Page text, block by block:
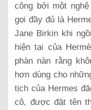
công bởi một
gọi đầy đủ là
Jane Birkin khi
hiện tại của
phàn nàn rằng
hơn dùng cho
tịch của Hermes
cô, được đặt tên